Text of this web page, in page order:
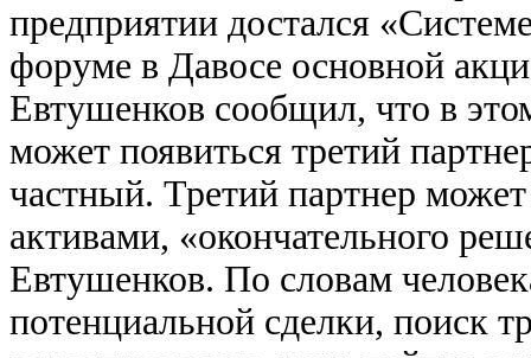
предприятии достался
форуме в Давосе основной
Евтушенков сообщил, что в
может появиться третий
частный. Третий партнер
активами, «окончательного
Евтушенков. По словам
потенциальной сделки, поиск